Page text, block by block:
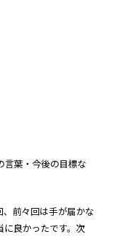
言葉・今後の目標な
前々回は手が届かな
に良かったです。次